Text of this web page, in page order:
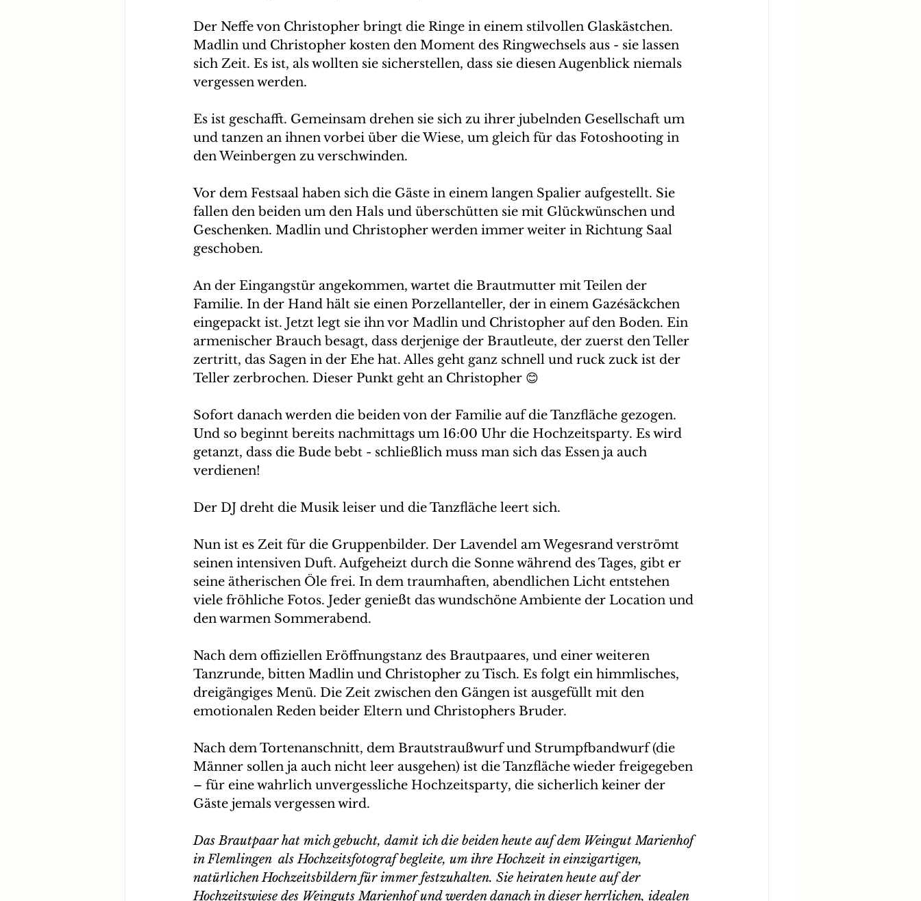
Der Neffe von Christopher bringt die Ringe in einem stilvollen Glaskästchen.
Madlin und Christopher kosten den Moment des Ringwechsels aus - sie lassen
sich Zeit. Es ist, als wollten sie sicherstellen, dass sie diesen Augenblick niemals
vergessen werden.
Es ist geschafft. Gemeinsam drehen sie sich zu ihrer jubelnden Gesellschaft um
und tanzen an ihnen vorbei über die Wiese, um gleich für das Fotoshooting in
den Weinbergen zu verschwinden.
Vor dem Festsaal haben sich die Gäste in einem langen Spalier aufgestellt. Sie
fallen den beiden um den Hals und überschütten sie mit Glückwünschen und
Geschenken. Madlin und Christopher werden immer weiter in Richtung Saal
geschoben.
An der Eingangstür angekommen, wartet die Brautmutter mit Teilen der
Familie. In der Hand hält sie einen Porzellanteller, der in einem Gazésäckchen
eingepackt ist. Jetzt legt sie ihn vor Madlin und Christopher auf den Boden. Ein
armenischer Brauch besagt, dass derjenige der Brautleute, der zuerst den Teller
zertritt, das Sagen in der Ehe hat. Alles geht ganz schnell und ruck zuck ist der
Teller zerbrochen. Dieser Punkt geht an Christopher 😊
Sofort danach werden die beiden von der Familie auf die Tanzfläche gezogen.
Und so beginnt bereits nachmittags um 16:00 Uhr die Hochzeitsparty. Es wird
getanzt, dass die Bude bebt - schließlich muss man sich das Essen ja auch
verdienen!
Der DJ dreht die Musik leiser und die Tanzfläche leert sich.
Nun ist es Zeit für die Gruppenbilder. Der Lavendel am Wegesrand verströmt
seinen intensiven Duft. Aufgeheizt durch die Sonne während des Tages, gibt er
seine ätherischen Öle frei. In dem traumhaften, abendlichen Licht entstehen
viele fröhliche Fotos. Jeder genießt das wundschöne Ambiente der Location und
den warmen Sommerabend.
Nach dem offiziellen Eröffnungstanz des Brautpaares, und einer weiteren
Tanzrunde, bitten Madlin und Christopher zu Tisch. Es folgt ein himmlisches,
dreigängiges Menü. Die Zeit zwischen den Gängen ist ausgefüllt mit den
emotionalen Reden beider Eltern und Christophers Bruder.
Nach dem Tortenanschnitt, dem Brautstraußwurf und Strumpfbandwurf (die
Männer sollen ja auch nicht leer ausgehen) ist die Tanzfläche wieder freigegeben
– für eine wahrlich unvergessliche Hochzeitsparty, die sicherlich keiner der
Gäste jemals vergessen wird.
Das Brautpaar hat mich gebucht, damit ich die beiden heute auf dem Weingut Marienhof
in Flemlingen  als Hochzeitsfotograf begleite, um ihre Hochzeit in einzigartigen,
natürlichen Hochzeitsbildern für immer festzuhalten. Sie heiraten heute auf der
Hochzeitswiese des Weinguts Marienhof und werden danach in dieser herrlichen, idealen